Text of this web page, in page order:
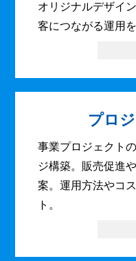
オリジナルデザイ
客につながる運用
プロ
事業プロジェクト
ジ構築。販売促進
案。運用方法やコ
ト。